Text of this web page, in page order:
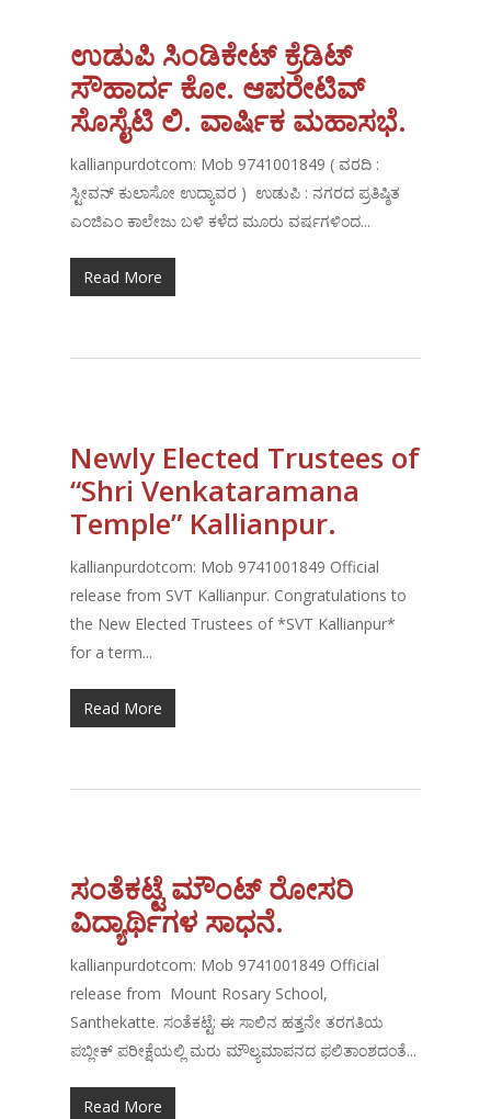
ಉಡುಪಿ ಸಿಂಡಿಕೇಟ್ ಕ್ರೆಡಿಟ್
ಸೌಹಾರ್ದ ಕೋ. ಆಪರೇಟಿವ್
ಸೊಸೈಟಿ ಲಿ. ವಾರ್ಷಿಕ ಮಹಾಸಭೆ.
kallianpurdotcom: Mob 9741001849 ( ವರದಿ :
ಸ್ಟೀವನ್ ಕುಲಾಸೋ ಉದ್ಯಾವರ ) ಉಡುಪಿ : ನಗರದ ಪ್ರತಿಷ್ಠಿತ
ಎಂಜಿಎಂ ಕಾಲೇಜು ಬಳಿ ಕಳೆದ ಮೂರು ವರ್ಷಗಳಿಂದ...
Read More
Newly Elected Trustees of
“Shri Venkataramana
Temple” Kallianpur.
kallianpurdotcom: Mob 9741001849 Official
release from SVT Kallianpur. Congratulations to
the New Elected Trustees of *SVT Kallianpur*
for a term...
Read More
ಸಂತೆಕಟ್ಟೆ ಮೌಂಟ್ ರೋಸರಿ
ವಿದ್ಯಾರ್ಥಿಗಳ ಸಾಧನೆ.
kallianpurdotcom: Mob 9741001849 Official
release from Mount Rosary School,
Santhekatte. ಸಂತೆಕಟ್ಟೆ: ಈ ಸಾಲಿನ ಹತ್ತನೇ ತರಗತಿಯ
ಪಬ್ಲೀಕ್ ಪರೀಕ್ಷೆಯಲ್ಲಿ ಮರು ಮೌಲ್ಯಮಾಪನದ ಫಲಿತಾಂಶದಂತೆ...
Read More